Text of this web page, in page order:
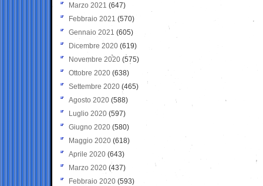
Marzo 2021 (647)
Febbraio 2021 (570)
Gennaio 2021 (605)
Dicembre 2020 (619)
Novembre 2020 (575)
Ottobre 2020 (638)
Settembre 2020(465)
Agosto 2020 (588)
Luglio 2020 (597)
Giugno 2020 (580)
Maggio 2020 (618)
Aprile 2020 (643)
Marzo 2020 (437)
Febbraio 2020 (593)